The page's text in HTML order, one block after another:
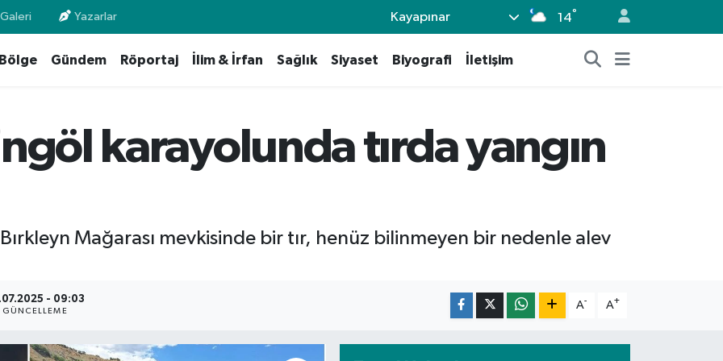
Yazarlar Kayapınar 14°
Bölge Gündem Röportaj İlim & İrfan Sağlık Siyaset Biyografi İletişim
karayolunda tırda yangın
Mağarası mevkisinde bir tır, henüz bilinmeyen bir nedenle alev
- 09:03
GÜNCELLEME
A- A+